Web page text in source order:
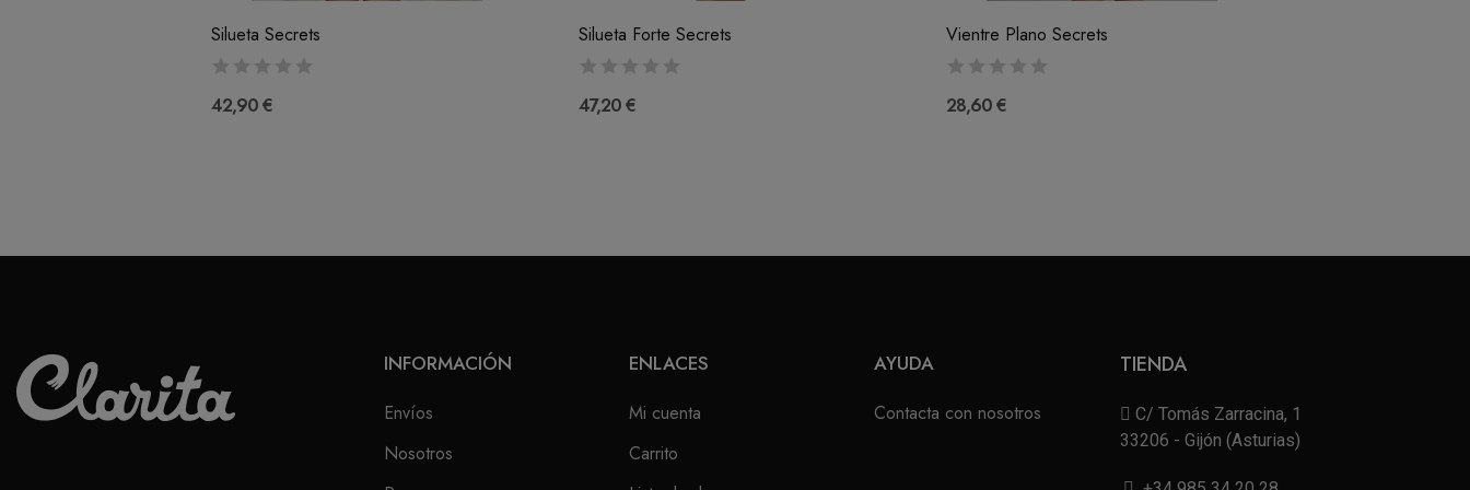
Silueta Secrets
42,90 €
Silueta Forte Secrets
47,20 €
Vientre Plano Secrets
28,60 €
INFORMACIÓN
Envíos
Nosotros
ENLACES
Mi cuenta
Carrito
AYUDA
Contacta con nosotros
TIENDA
C/ Tomás Zarracina, 1
33206 - Gijón (Asturias)